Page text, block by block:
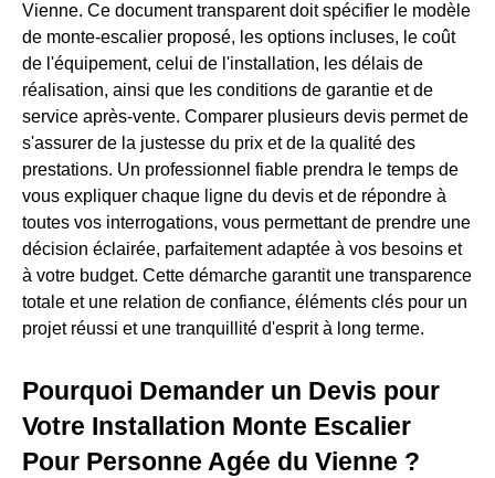
Vienne. Ce document transparent doit spécifier le modèle
de monte-escalier proposé, les options incluses, le coût
de l'équipement, celui de l'installation, les délais de
réalisation, ainsi que les conditions de garantie et de
service après-vente. Comparer plusieurs devis permet de
s'assurer de la justesse du prix et de la qualité des
prestations. Un professionnel fiable prendra le temps de
vous expliquer chaque ligne du devis et de répondre à
toutes vos interrogations, vous permettant de prendre une
décision éclairée, parfaitement adaptée à vos besoins et
à votre budget. Cette démarche garantit une transparence
totale et une relation de confiance, éléments clés pour un
projet réussi et une tranquillité d'esprit à long terme.
Pourquoi Demander un Devis pour
Votre Installation Monte Escalier
Pour Personne Agée du Vienne ?